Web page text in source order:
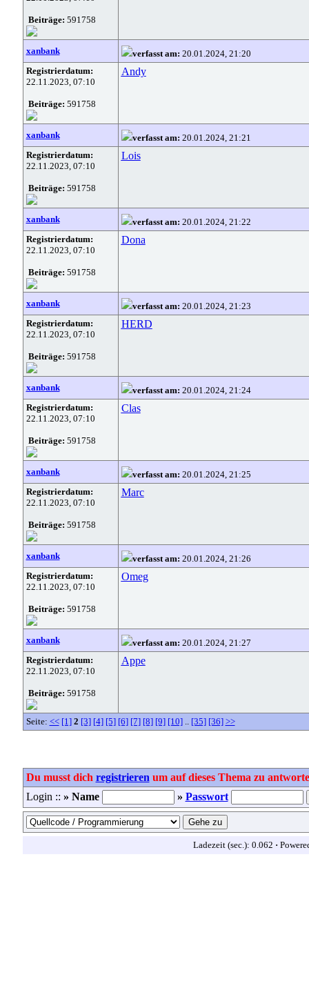
Beiträge: 591758
xanbank verfasst am: 20.01.2024, 21:20
Registrierdatum:
22.11.2023, 07:10
Beiträge: 591758
Andy
xanbank verfasst am: 20.01.2024, 21:21
Registrierdatum:
22.11.2023, 07:10
Beiträge: 591758
Lois
xanbank verfasst am: 20.01.2024, 21:22
Registrierdatum:
22.11.2023, 07:10
Beiträge: 591758
Dona
xanbank verfasst am: 20.01.2024, 21:23
Registrierdatum:
22.11.2023, 07:10
Beiträge: 591758
HERD
xanbank verfasst am: 20.01.2024, 21:24
Registrierdatum:
22.11.2023, 07:10
Beiträge: 591758
Clas
xanbank verfasst am: 20.01.2024, 21:25
Registrierdatum:
22.11.2023, 07:10
Beiträge: 591758
Marc
xanbank verfasst am: 20.01.2024, 21:26
Registrierdatum:
22.11.2023, 07:10
Beiträge: 591758
Omeg
xanbank verfasst am: 20.01.2024, 21:27
Registrierdatum:
22.11.2023, 07:10
Beiträge: 591758
Appe
Seite: << [1] 2 [3] [4] [5] [6] [7] [8] [9] [10].. [35] [36] >>
Du musst dich registrieren um auf dieses Thema zu
Login :: » Name » Passwort
Ladezeit (sec.): 0.062 ·